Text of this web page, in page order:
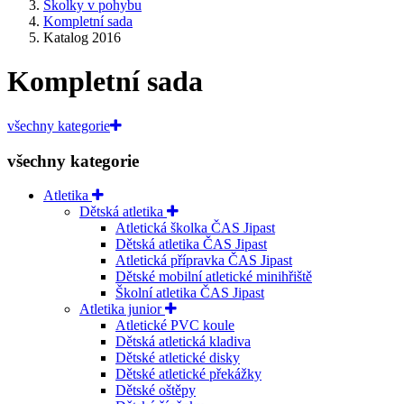
Školky v pohybu
Kompletní sada
Katalog 2016
Kompletní sada
všechny kategorie
všechny kategorie
Atletika
Dětská atletika
Atletická školka ČAS Jipast
Dětská atletika ČAS Jipast
Atletická přípravka ČAS Jipast
Dětské mobilní atletické minihřiště
Školní atletika ČAS Jipast
Atletika junior
Atletické PVC koule
Dětská atletická kladiva
Dětské atletické disky
Dětské atletické překážky
Dětské oštěpy